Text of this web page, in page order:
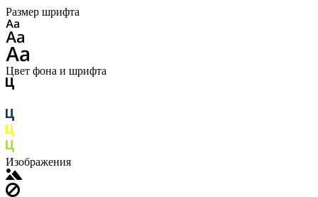
Размер шрифта
Цвет фона и шрифта
Изображения